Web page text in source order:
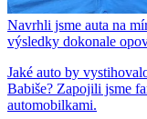
Navrhli jsme auta na
výsledky dokonale
Jaké auto by
Babiše? Zapojili jsme
automobilkami.